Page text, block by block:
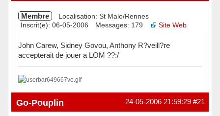
Membre
Localisation: St Malo/Rennes
Inscrit(e): 06-05-2006
Messages: 179 Site Web
John Carew, Sidney Govou, Anthony R?veill?re
accepterait de jouer a LOM ??:/
Hors ligne #21
24-05-2006 21:59:29
Go-Pouplin